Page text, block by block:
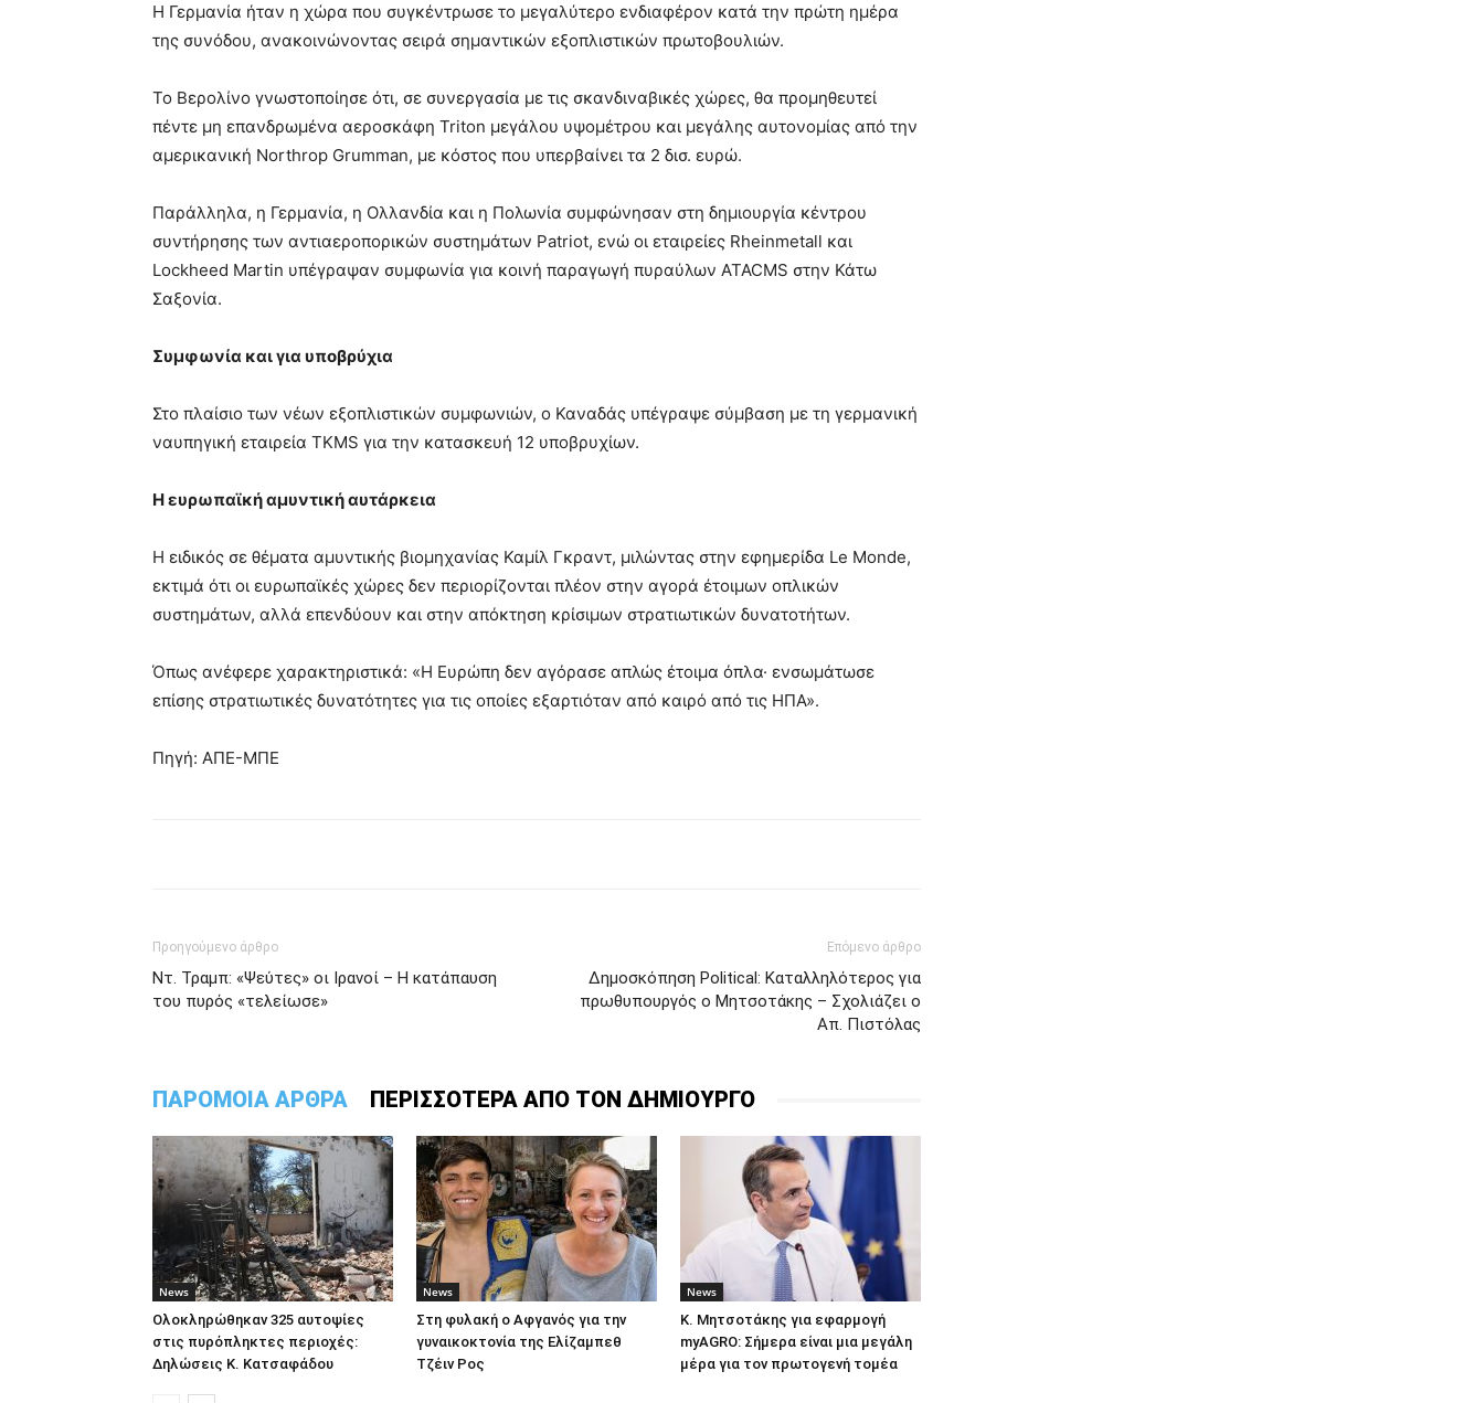
Η Γερμανία ήταν η χώρα που συγκέντρωσε το μεγαλύτερο ενδιαφέρον κατά την πρώτη ημέρα
της συνόδου, ανακοινώνοντας σειρά σημαντικών εξοπλιστικών πρωτοβουλιών.
Το Βερολίνο γνωστοποίησε ότι, σε συνεργασία με τις σκανδιναβικές χώρες, θα προμηθευτεί
πέντε μη επανδρωμένα αεροσκάφη Triton μεγάλου υψομέτρου και μεγάλης αυτονομίας από την
αμερικανική Northrop Grumman, με κόστος που υπερβαίνει τα 2 δισ. ευρώ.
Παράλληλα, η Γερμανία, η Ολλανδία και η Πολωνία συμφώνησαν στη δημιουργία κέντρου
συντήρησης των αντιαεροπορικών συστημάτων Patriot, ενώ οι εταιρείες Rheinmetall και
Lockheed Martin υπέγραψαν συμφωνία για κοινή παραγωγή πυραύλων ATACMS στην Κάτω
Σαξονία.
Συμφωνία και για υποβρύχια
Στο πλαίσιο των νέων εξοπλιστικών συμφωνιών, ο Καναδάς υπέγραψε σύμβαση με τη γερμανική
ναυπηγική εταιρεία TKMS για την κατασκευή 12 υποβρυχίων.
Η ευρωπαϊκή αμυντική αυτάρκεια
Η ειδικός σε θέματα αμυντικής βιομηχανίας Καμίλ Γκραντ, μιλώντας στην εφημερίδα Le Monde,
εκτιμά ότι οι ευρωπαϊκές χώρες δεν περιορίζονται πλέον στην αγορά έτοιμων οπλικών
συστημάτων, αλλά επενδύουν και στην απόκτηση κρίσιμων στρατιωτικών δυνατοτήτων.
Όπως ανέφερε χαρακτηριστικά: «Η Ευρώπη δεν αγόρασε απλώς έτοιμα όπλα· ενσωμάτωσε
επίσης στρατιωτικές δυνατότητες για τις οποίες εξαρτιόταν από καιρό από τις ΗΠΑ».
Πηγή: ΑΠΕ-ΜΠΕ
Προηγούμενο άρθρο
Ντ. Τραμπ: «Ψεύτες» οι Ιρανοί – Η κατάπαυση
του πυρός «τελείωσε»
Επόμενο άρθρο
Δημοσκόπηση Political: Καταλληλότερος για
πρωθυπουργός ο Μητσοτάκης – Σχολιάζει ο
Απ. Πιστόλας
ΠΑΡΟΜΟΙΑ ΑΡΘΡΑ ΠΕΡΙΣΣΟΤΕΡΑ ΑΠΟ ΤΟΝ ΔΗΜΙΟΥΡΓΟ
News
Ολοκληρώθηκαν 325 αυτοψίες
στις πυρόπληκτες περιοχές:
Δηλώσεις Κ. Κατσαφάδου
News
Στη φυλακή ο Aφγανός για την
γυναικοκτονία της Ελίζαμπεθ
Τζέιν Ρος
News
Κ. Μητσοτάκης για εφαρμογή
myAGRO: Σήμερα είναι μια μεγάλη
μέρα για τον πρωτογενή τομέα